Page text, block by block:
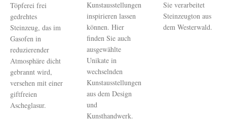
Töpferei frei
gedrehtes
Steinzeug, das im
Gasofen in
reduzierender
Atmosphäre dicht
gebrannt wird,
versehen mit einer
giftfreien
Ascheglasur.
Kunstausstellungen
inspirieren lassen
können. Hier
finden Sie auch
ausgewählte
Unikate in
wechselnden
Kunstausstellungen
aus dem Design
und
Kunsthandwerk.
Sie verarbeitet
Steinzeugton aus
dem Westerwald.